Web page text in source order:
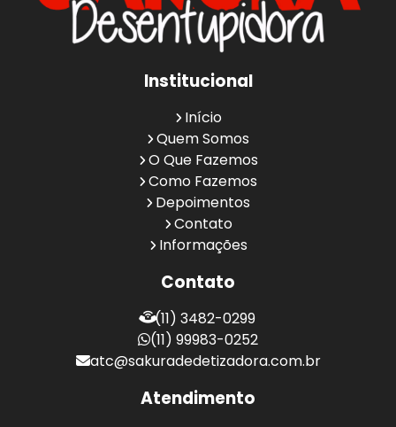
Institucional
Início
Quem Somos
O Que Fazemos
Como Fazemos
Depoimentos
Contato
Informações
Contato
(11) 3482-0299
(11) 99983-0252
atc@sakuradedetizadora.com.br
Atendimento